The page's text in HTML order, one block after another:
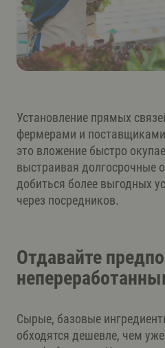
Установление прямых
фермерами и
это вложение быстро
выстраивая долгосрочные
добиться более выгодных
через посредников.
Отдавайте
Сырые, базовые
обходятся дешевле, чем